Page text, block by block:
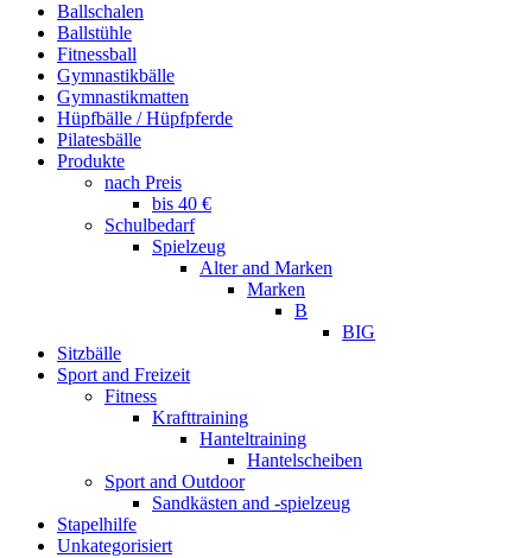
Ballschalen
Ballstühle
Fitnessball
Gymnastikbälle
Gymnastikmatten
Hüpfbälle / Hüpfpferde
Pilatesbälle
Produkte
nach Preis
bis 40 €
Schulbedarf
Spielzeug
Alter and Marken
Marken
B
BIG
Sitzbälle
Sport and Freizeit
Fitness
Krafttraining
Hanteltraining
Hantelscheiben
Sport and Outdoor
Sandkästen and -spielzeug
Stapelhilfe
Unkategorisiert